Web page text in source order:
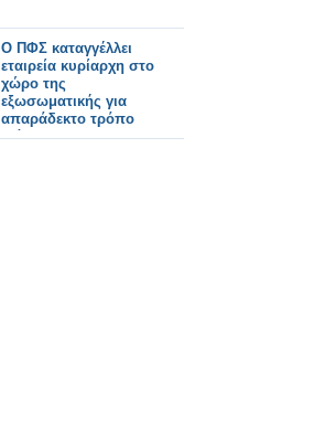
Ο ΠΦΣ καταγγέλλει
εταιρεία κυρίαρχη στο
χώρο της
εξωσωματικής για
απαράδεκτο τρόπο
διάθεσης